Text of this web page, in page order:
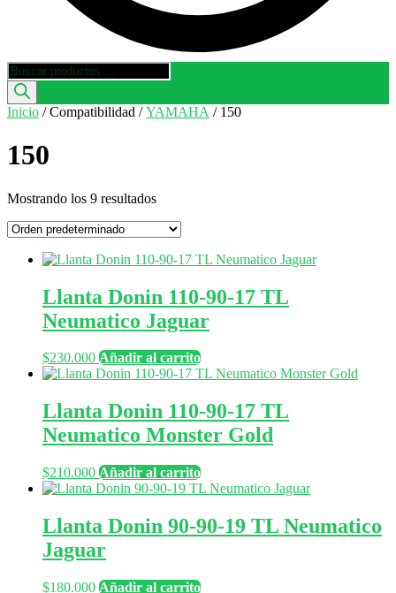
Búsqueda
de
productos
Inicio / Compatibilidad /YAMAHA / 150
150
Mostrando los 9 resultados
Llanta Donin 110-90-17 TL
Neumatico Jaguar
$230.000 Añadir al carrito
Llanta Donin 110-90-17 TL
Neumatico Monster Gold
$210.000 Añadir al carrito
Llanta Donin 90-90-19 TL Neumatico
Jaguar
$180.000 Añadir al carrito